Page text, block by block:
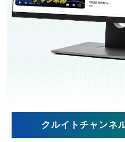
クルイトチャンネ